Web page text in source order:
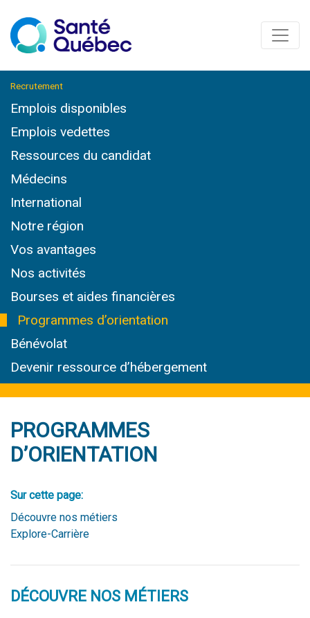
Recrutement
Emplois disponibles
Emplois vedettes
Ressources du candidat
Médecins
International
Notre région
Vos avantages
Nos activités
Bourses et aides financières
Programmes d’orientation
Bénévolat
Devenir ressource d’hébergement
PROGRAMMES
D’ORIENTATION
Sur cette page:
Découvre nos métiers
Explore-Carrière
DÉCOUVRE NOS MÉTIERS